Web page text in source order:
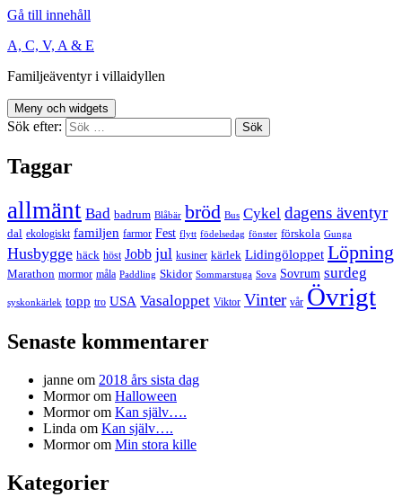
Gå till innehåll
A, C, V, A & E
Familjeäventyr i villaidyllen
Meny och widgets
Sök efter:
Taggar
allmänt Bad badrum Blåbär bröd Bus Cykel dagens äventyr
dal ekologiskt familjen farmor Fest flytt födelsedag fönster förskola Gunga
Husbygge häck höst Jobb jul kusiner kärlek Lidingöloppet Löpning
Marathon mormor måla Paddling Skidor Sommarstuga Sova Sovrum surdeg
syskonkärlek topp tro USA Vasaloppet Viktor Vinter vår Övrigt
Senaste kommentarer
janne om 2018 års sista dag
Mormorom Halloween
Mormorom Kan själv….
Linda om Kan själv….
Mormorom Min stora kille
Kategorier